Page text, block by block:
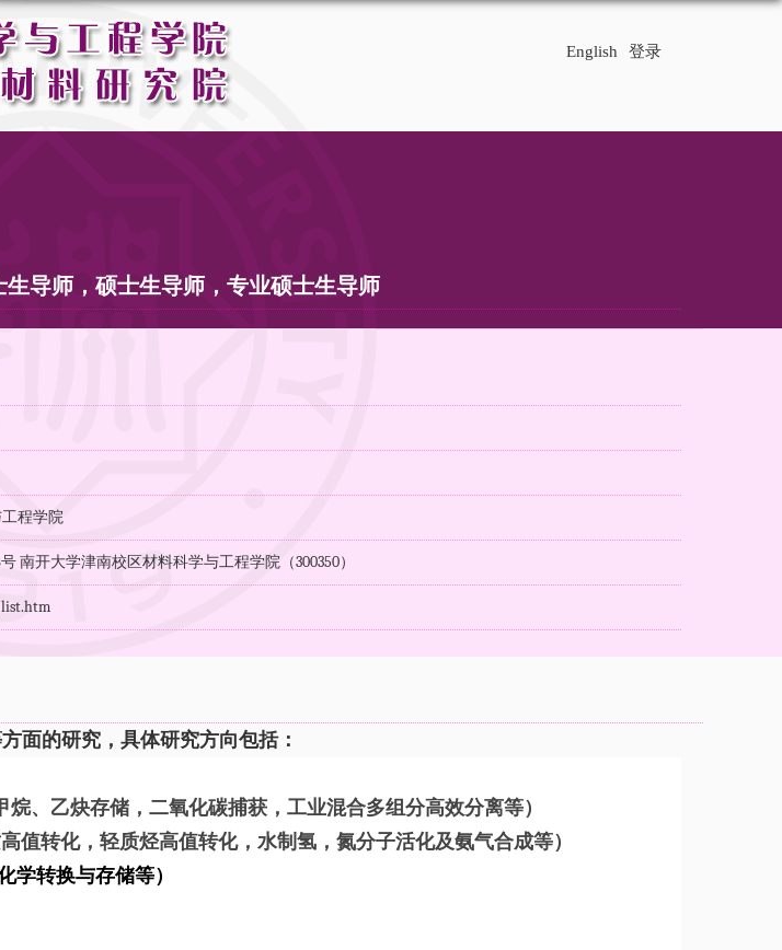
English 登录
导师，硕士生导师，专业硕士生导师
程学院
南开大学津南校区材料科学与工程学院（300350）
面的研究，具体研究方向包括：
烷、乙炔存储，二氧化碳捕获，工业混合多组分高效分离等）
值转化，轻质烃高值转化，水制氢，氮分子活化及氨气合成等）
学转换与存储等）